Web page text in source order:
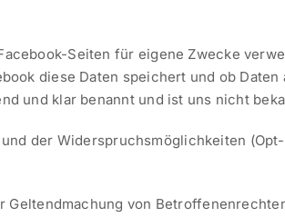
Seiten für eigene Zwecke
diese Daten speichert und ob
und klar benannt und ist uns nicht
der Widerspruchsmöglichkeiten
von